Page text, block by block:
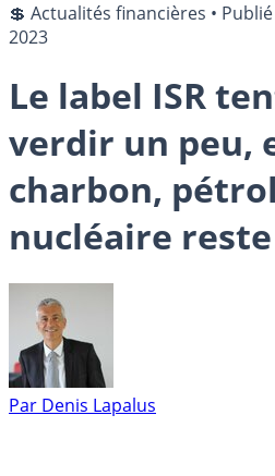
💲 Actualités financières •
2023
Le label ISR
verdir un peu,
charbon,
nucléaire reste
Par Denis Lapalus